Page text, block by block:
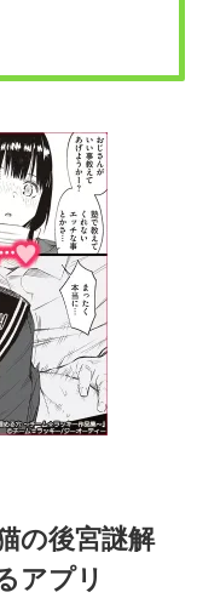
の後宮謎解
アプリ